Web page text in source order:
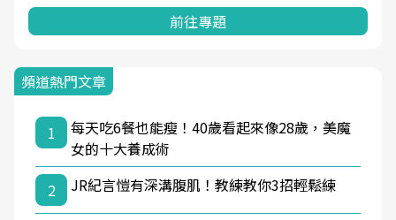
前往專題
頻道熱門文章
1
每天吃6餐也能瘦！40歲看起來像28歲，美魔
女的十大養成術
2
JR紀言愷有深溝腹肌！教練教你3招輕鬆練